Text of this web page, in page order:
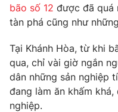
Chuyên mục khác
Emagazine
Photo
Video
bão số 12 được đã quá
tàn phá cũng như
Tại Khánh Hòa, từ khi
qua, chỉ vài giờ ngắn
dân những sản nghiệp
đang làm ăn khấm
nghiệp.